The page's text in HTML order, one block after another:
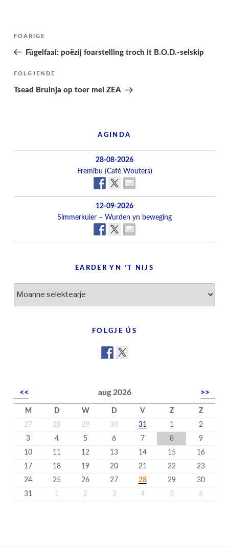
Berichtnavigatie
Folgjende
pagina
FOARIGE
Fûgelfaai: poëzij foarstelling troch it B.O.D.-selskip
Folgjend
berjocht
FOLGJENDE
Tsead Bruinja op toer mei ZEA
AGINDA
28-08-2026
Fremibu (Café Wouters)
12-09-2026
Simmerkuier – Wurden yn beweging
EARDER YN ’T NIJS
FOLGJE ÚS
<< aug 2026 >>
M D W D V Z
Z
27
28 29 30 31 1
2
3
4 5 6 7 8
9
10
11 12 13 14 15
16
17
18 19 20 21 22
23
24
25 26 27 28 29
30
31
1 2 3 4 5 6